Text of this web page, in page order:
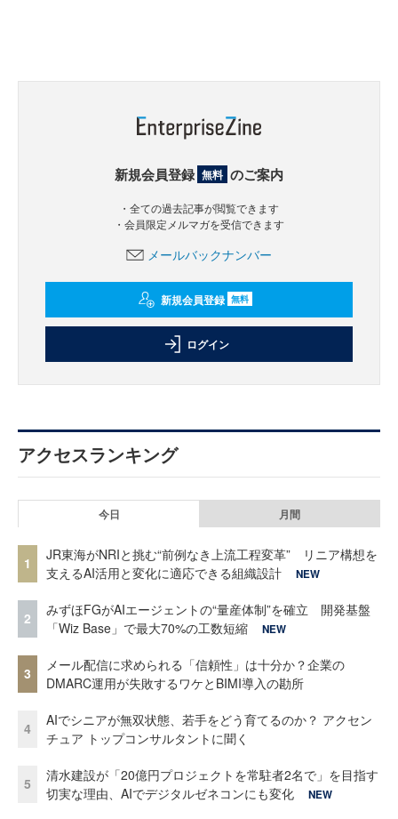
新規会員登録 無料 のご案内
・全ての過去記事が閲覧できます
・会員限定メルマガを受信できます
メールバックナンバー
新規会員登録 無料
ログイン
アクセスランキング
今日 月間
1
JR東海がNRIと挑む“前例なき上流工程変革” リニア構想を
支えるAI活用と変化に適応できる組織設計
NEW
2
みずほFGがAIエージェントの“量産体制”を確立 開発基盤
「Wiz Base」で最大70%の工数短縮
NEW
3
メール配信に求められる「信頼性」は十分か？企業の
DMARC運用が失敗するワケとBIMI導入の勘所
4
AIでシニアが無双状態、若手をどう育てるのか？ アクセン
チュア トップコンサルタントに聞く
5
清水建設が「20億円プロジェクトを常駐者2名で」を目指す
切実な理由、AIでデジタルゼネコンにも変化
NEW